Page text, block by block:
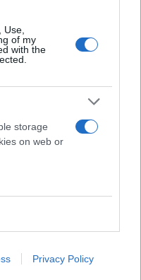
of my
with the
storage
on web or
Privacy Policy
λόγω αύξησης
και λιπαντικά,
μεταφοράς
κατά:
λόγω μείωσης